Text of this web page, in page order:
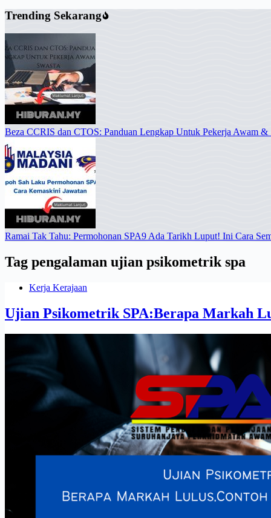
Trending Sekarang
Beza CCRIS dan CTOS: Panduan Lengkap Untuk Pekerja Awam &
Ramai Tak Tahu: Permohonan SPA9 Ada Tarikh Luput! Ini Cara
Tag pengalaman ujian psikometrik spa
Kerja Kerajaan
Ujian Psikometrik SPA:Berapa Markah